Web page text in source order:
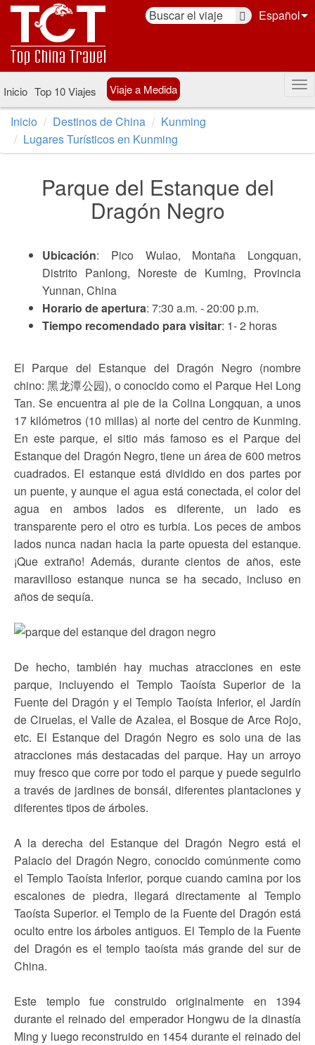
Español
Inicio Top 10 Viajes Viaje a Medida
Inicio Destinos de China
Kunming
Lugares Turísticos en Kunming
Parque del Estanque del
Dragón Negro
Ubicación: Pico Wulao, Montaña Longquan,
Distrito Panlong, Noreste de Kuming, Provincia
Yunnan, China
Horario de apertura: 7:30 a.m. - 20:00 p.m.
Tiempo recomendado para visitar: 1- 2 horas
El Parque del Estanque del Dragón Negro (nombre
chino: 黑龙潭公园), o conocido como el Parque Hei Long
Tan. Se encuentra al pie de la Colina Longquan, a unos
17 kilómetros (10 millas) al norte del centro de Kunming.
En este parque, el sitio más famoso es el Parque del
Estanque del Dragón Negro, tiene un área de 600 metros
cuadrados. El estanque está dividido en dos partes por
un puente, y aunque el agua está conectada, el color del
agua en ambos lados es diferente, un lado es
transparente pero el otro es turbia. Los peces de ambos
lados nunca nadan hacia la parte opuesta del estanque.
¡Que extraño! Además, durante cientos de años, este
maravilloso estanque nunca se ha secado, incluso en
años de sequía.
De hecho, también hay muchas atracciones en este
parque, incluyendo el Templo Taoísta Superior de la
Fuente del Dragón y el Templo Taoísta Inferior, el Jardín
de Ciruelas, el Valle de Azalea, el Bosque de Arce Rojo,
etc. El Estanque del Dragón Negro es solo una de las
atracciones más destacadas del parque. Hay un arroyo
muy fresco que corre por todo el parque y puede seguirlo
a través de jardines de bonsái, diferentes plantaciones y
diferentes tipos de árboles.
A la derecha del Estanque del Dragón Negro está el
Palacio del Dragón Negro, conocido comúnmente como
el Templo Taoísta Inferior, porque cuando camina por los
escalones de piedra, llegará directamente al Templo
Taoísta Superior. el Templo de la Fuente del Dragón está
oculto entre los árboles antiguos. El Templo de la Fuente
del Dragón es el templo taoísta más grande del sur de
China.
Este templo fue construido originalmente en 1394
durante el reinado del emperador Hongwu de la dinastía
Ming y luego reconstruido en 1454 durante el reinado del